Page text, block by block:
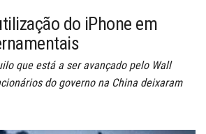
do iPhone em
que está a ser avançado pelo Wall
do governo na China deixaram